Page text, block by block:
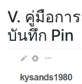
V. คู่มือกา
บันทึก Pin